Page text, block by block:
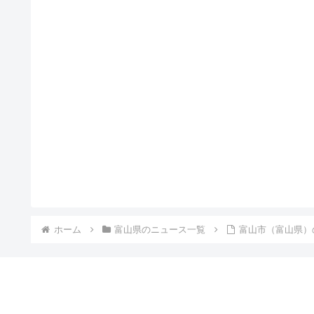
ホーム 富山県のニュース一覧 富山市（富山県